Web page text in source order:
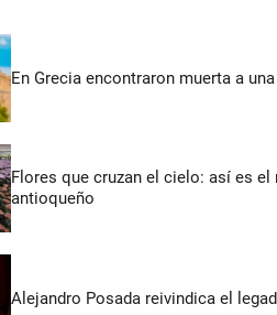
En Grecia encontraron muerta a
Flores que cruzan el cielo: así es
antioqueño
Alejandro Posada reivindica el